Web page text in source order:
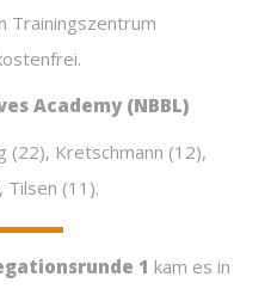
Trainingszentrum
Academy (NBBL)
(22), Kretschmann (12),
Tilsen (11).
1 kam es in